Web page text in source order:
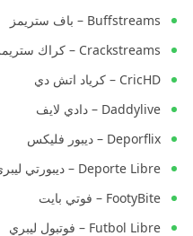
Buffstreams – باف ستريمز
Crackstreams – كراك ستريمز
CricHD – كرياد اتش دي
Daddylive – دادي لايف
Deporflix – ديبور فليكس
Deporte Libre – ديبورتي ليبري
FootyBite – فوتي بايت
Futbol Libre – فوتبول ليبري